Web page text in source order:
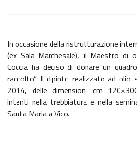
In occasione della ristrutturazione
(ex Sala Marchesale), il Maestro di
Coccia ha deciso di donare un
raccolto”. Il dipinto realizzato ad
2014, delle dimensioni cm
intenti nella trebbiatura e nella
Santa Maria a Vico.